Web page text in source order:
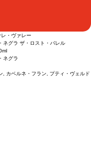
・ヴァレー
ネグラ ザ・ロスト・バレル
ネグラ
, カベルネ・フラン, プティ・ヴェルド